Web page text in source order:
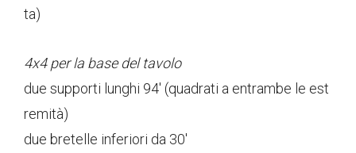
ta)
4x4 per la base del tavolo
due supporti lunghi 94' (quadrati a entrambe le est
remità)
due bretelle inferiori da 30'